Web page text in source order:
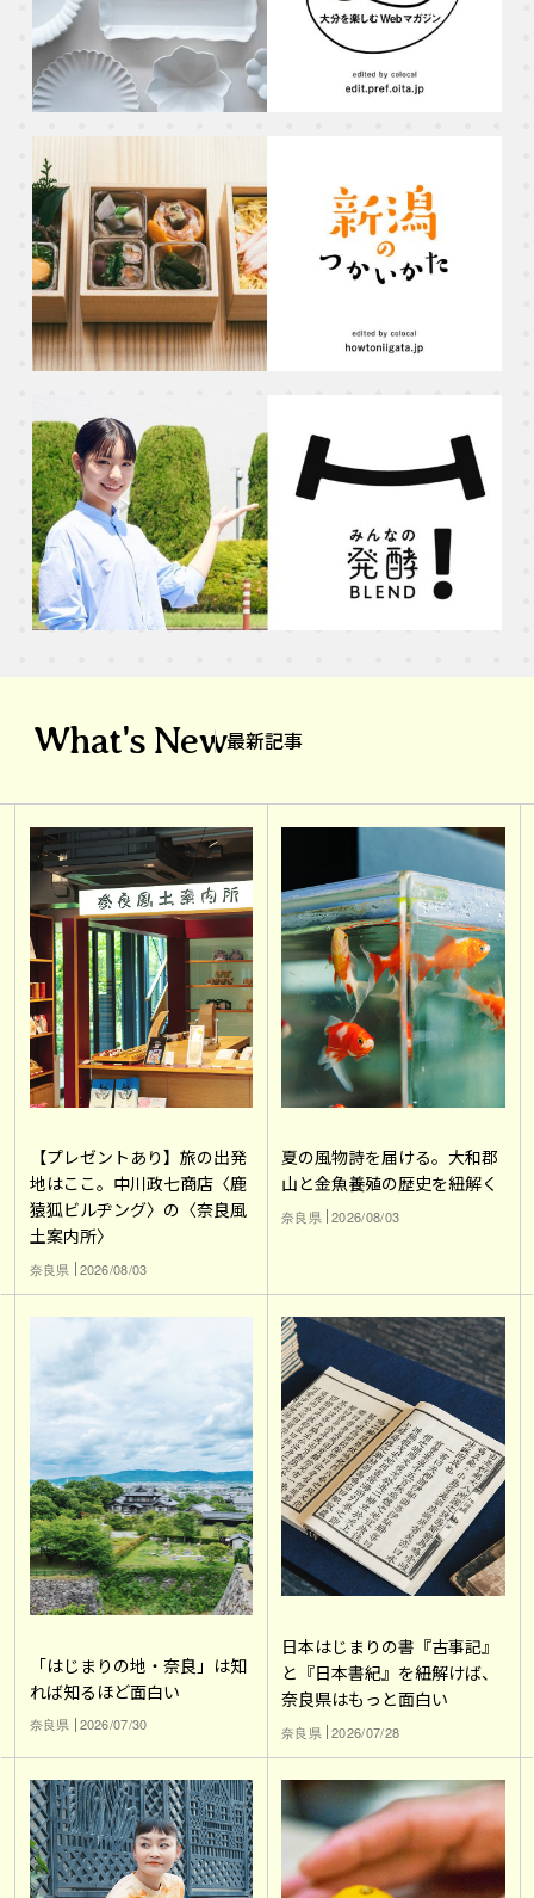
What's New最新記事
【プレゼントあり】旅の出発
地はここ。中川政七商店〈鹿
猿狐ビルヂング〉の〈奈良風
土案内所〉
奈良県 2026/08/03
夏の風物詩を届ける。大和郡
山と金魚養殖の歴史を紐解く
奈良県 2026/08/03
「はじまりの地・奈良」は知
れば知るほど面白い
奈良県 2026/07/30
日本はじまりの書『古事記』
と『日本書紀』を紐解けば、
奈良県はもっと面白い
奈良県 2026/07/28